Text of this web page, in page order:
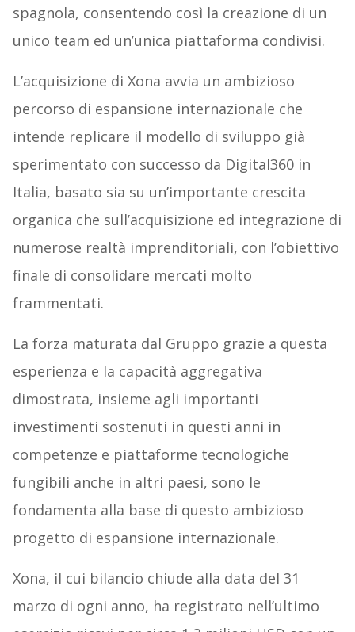
spagnola, consentendo così la creazione di un
unico team ed un’unica piattaforma condivisi.
L’acquisizione di Xona avvia un ambizioso
percorso di espansione internazionale che
intende replicare il modello di sviluppo già
sperimentato con successo da Digital360 in
Italia, basato sia su un’importante crescita
organica che sull’acquisizione ed integrazione di
numerose realtà imprenditoriali, con l’obiettivo
finale di consolidare mercati molto
frammentati.
La forza maturata dal Gruppo grazie a questa
esperienza e la capacità aggregativa
dimostrata, insieme agli importanti
investimenti sostenuti in questi anni in
competenze e piattaforme tecnologiche
fungibili anche in altri paesi, sono le
fondamenta alla base di questo ambizioso
progetto di espansione internazionale.
Xona, il cui bilancio chiude alla data del 31
marzo di ogni anno, ha registrato nell’ultimo